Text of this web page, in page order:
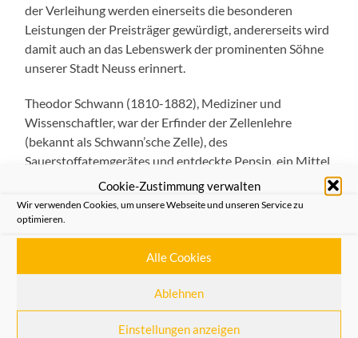
Cookie-Zustimmung verwalten
Wir verwenden Cookies, um unsere Webseite und unseren Service zu
optimieren.
Alle Cookies
Ablehnen
Einstellungen anzeigen
der Verleihung werden einerseits die besonderen
Leistungen der Preisträger gewürdigt, andererseits wird
damit auch an das Lebenswerk der prominenten Söhne
unserer Stadt Neuss erinnert.
Theodor Schwann (1810-1882), Mediziner und
Wissenschaftler, war der Erfinder der Zellenlehre
(bekannt als Schwann’sche Zelle), des
Sauerstoffatemgerätes und entdeckte Pepsin, ein Mittel
gegen Appetitlosigkeit und Völlegefühl.
Dr. Karl Tücking (1827-1904) hat als Historiker und
Gymnasialdirektor die Geschichte der Stadt Neuss, ihrer
Schulen und kirchlichen Einrichtungen auf der
Grundlage zahlreicher Quellen erforscht und
In diesem Jahr konnten die Neusser Heimatfreunde